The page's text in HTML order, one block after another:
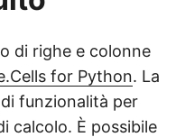
di righe e colonne
for Python. La
funzionalità per
calcolo. È possibile